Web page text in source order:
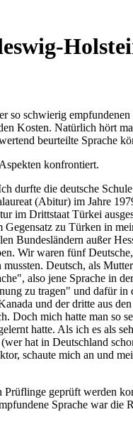
so schwierig
Kosten. Natürlich hört
beurteilte Sprache
konfrontiert.
durfte die deutsche
(Abitur) im Jahre
im Drittstaat Türkei
zu Türken in
Bundesländern außer
Wir waren fünf
Deutsch, als
also jene Sprache in
zu tragen" und dafür in
und der dritte aus
Doch mich hatte man so
hatte. Als ich es als
hat in Deutschland
schaute mich an und
geprüft werden
Sprache war die